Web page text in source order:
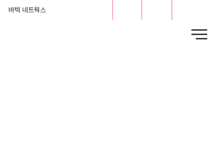
바텍 네트웍스